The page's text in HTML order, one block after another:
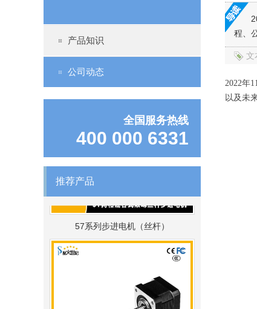
产品知识
公司动态
全国服务热线
400 000 6331
推荐产品
程、
文
2022年
以及未